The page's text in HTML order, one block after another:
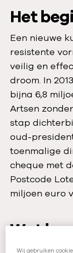
a
s
p
e
l
e
n
:
G
r
o
t
e
t
Het
Een nieuwe
resistente
veilig en
droom. In
bijna 6,8
Artsen
stap
oud-
toenmalige
cheque met
Postcode
miljoen euro
Wat
Wij gebruiken